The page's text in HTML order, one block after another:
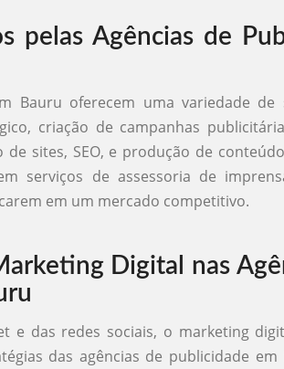
pelas Agências de
Bauru oferecem uma variedade de
criação de campanhas
de sites, SEO, e produção de
serviços de assessoria de
em um mercado competitivo.
Digital nas
e das redes sociais, o marketing
das agências de publicidade em